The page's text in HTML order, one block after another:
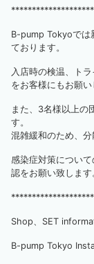
B-pump Tokyoでは
ております。
入店時の検温、ト
をお客様にもお願い
また、3名様以上の
す。
混雑緩和のため、分
感染症対策につい
認をお願い致します
Shop、SET
B-pump Tokyo